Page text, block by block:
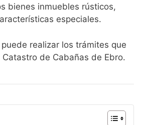
bienes inmuebles rústicos,
especiales.
realizar los trámites que
de Cabañas de Ebro.